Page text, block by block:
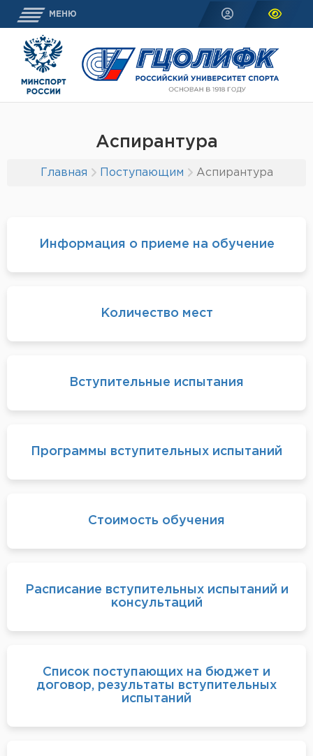
МЕНЮ
Аспирантура
Главная Поступающим Аспирантура
Информация о приеме на обучение
Количество мест
Вступительные испытания
Программы вступительных испытаний
Стоимость обучения
Расписание вступительных испытаний и
консультаций
Список поступающих на бюджет и
договор, результаты вступительных
испытаний